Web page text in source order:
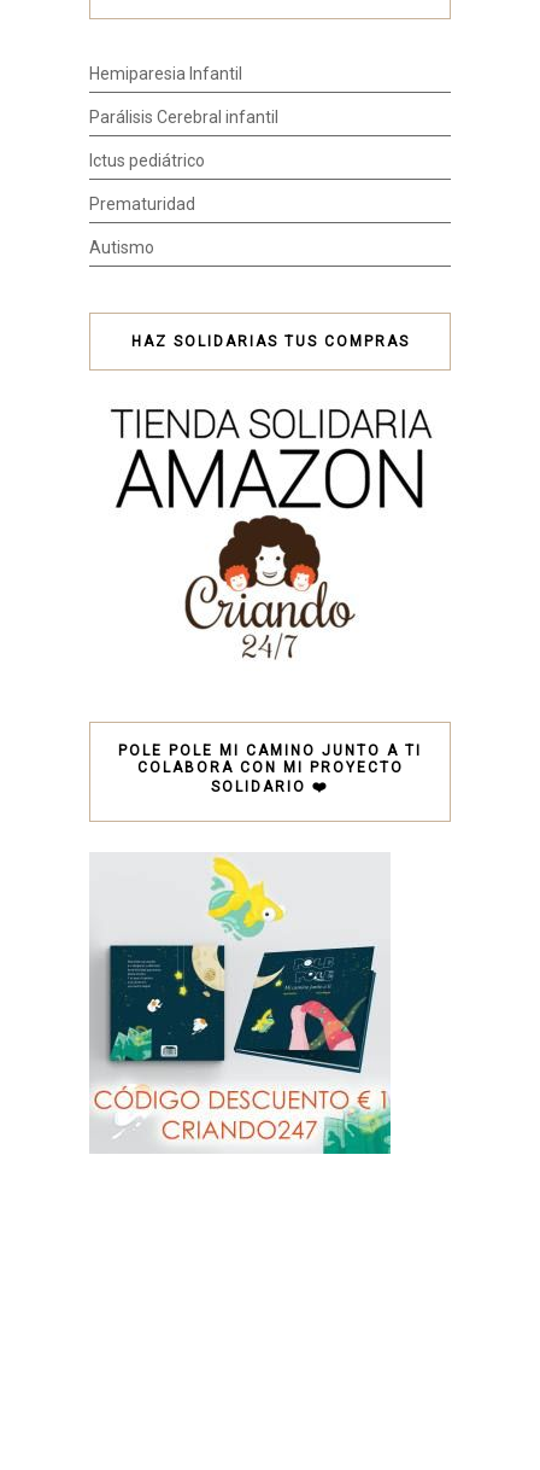
Hemiparesia Infantil
Parálisis Cerebral infantil
Ictus pediátrico
Prematuridad
Autismo
HAZ SOLIDARIAS TUS COMPRAS
POLE POLE MI CAMINO JUNTO A TI
COLABORA CON MI PROYECTO
SOLIDARIO ❤️